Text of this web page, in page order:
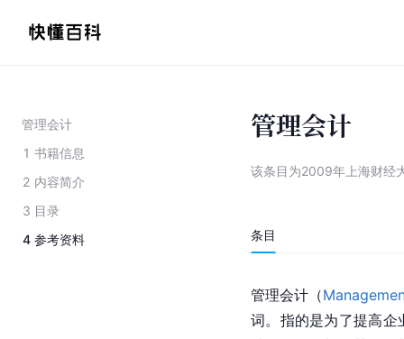
管理会计
1 书籍信息
2 内容简介
3 目录
4 参考资料
管理会计
该条目为2009年上海财经
条目
管理会计（
词。指的是为了提高